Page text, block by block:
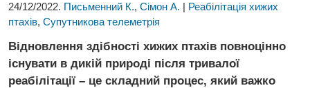
24/12/2022. Письменний К., Сімон А. | Реабілітація хижих
птахів, Супутникова телеметрія
Відновлення здібності хижих птахів повноцінно
існувати в дикій природі після тривалої
реабілітації – це складний процес, який важко